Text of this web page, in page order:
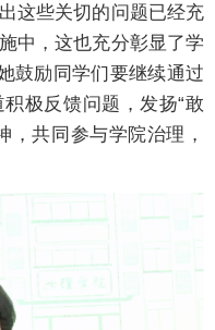
这些关切的问题已经充
中，这也充分彰显了学
鼓励同学们要继续通过
极反馈问题，发扬“敢
，共同参与学院治理，